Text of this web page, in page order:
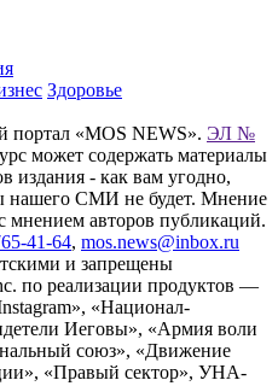
Здоровье
«MOS NEWS». ЭЛ №
может содержать материалы
издания - как вам угодно,
нашего СМИ не будет. Мнение
мнением авторов публикаций.
41-64, mos.news@inbox.ru
и запрещены
по реализации продуктов —
«Национал-
Иеговы», «Армия воли
союз», «Движение
«Правый сектор», УНА-